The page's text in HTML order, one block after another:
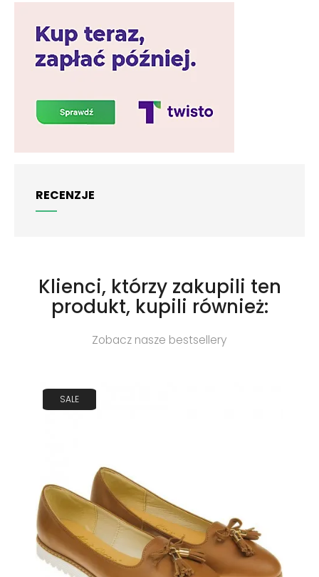
RECENZJE
Klienci, którzy zakupili ten
produkt, kupili również:
Zobacz nasze bestsellery
SALE